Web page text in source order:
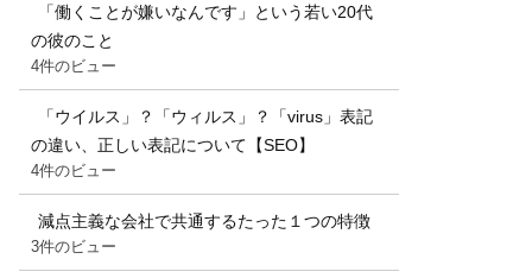
「働くことが嫌いなんです」という若い20代
の彼のこと
4件のビュー
「ウイルス」？「ウィルス」？「virus」表記
の違い、正しい表記について【SEO】
4件のビュー
減点主義な会社で共通するたった１つの特徴
3件のビュー